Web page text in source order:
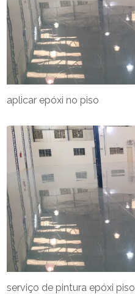
aplicar epóxi no piso
serviço de pintura epóxi piso